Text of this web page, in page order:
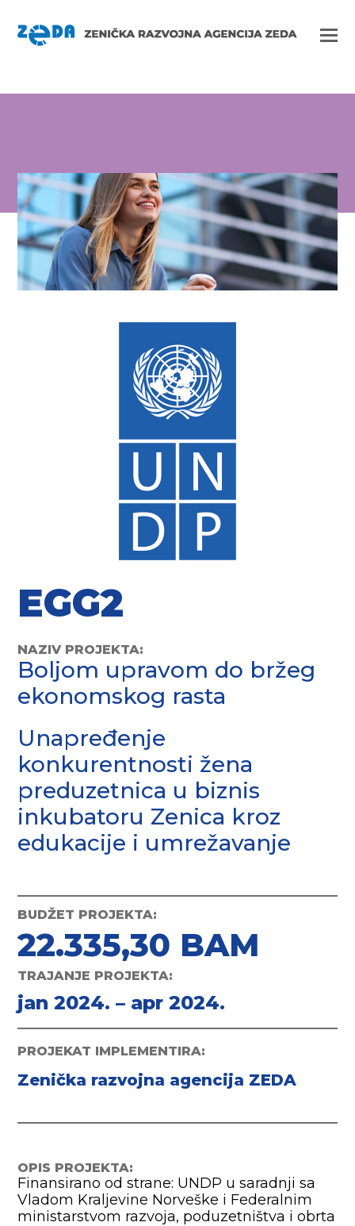
EGG2
NAZIV PROJEKTA:
Boljom upravom do bržeg
ekonomskog rasta
Unapređenje
konkurentnosti žena
preduzetnica u biznis
inkubatoru Zenica kroz
edukacije i umrežavanje
BUDŽET PROJEKTA:
22.335,30 BAM
TRAJANJE PROJEKTA:
jan 2024. – apr 2024.
PROJEKAT IMPLEMENTIRA:
Zenička razvojna agencija ZEDA
OPIS PROJEKTA:
Finansirano od strane: UNDP u saradnji sa
Vladom Kraljevine Norveške i Federalnim
ministarstvom razvoja, poduzetništva i obrta